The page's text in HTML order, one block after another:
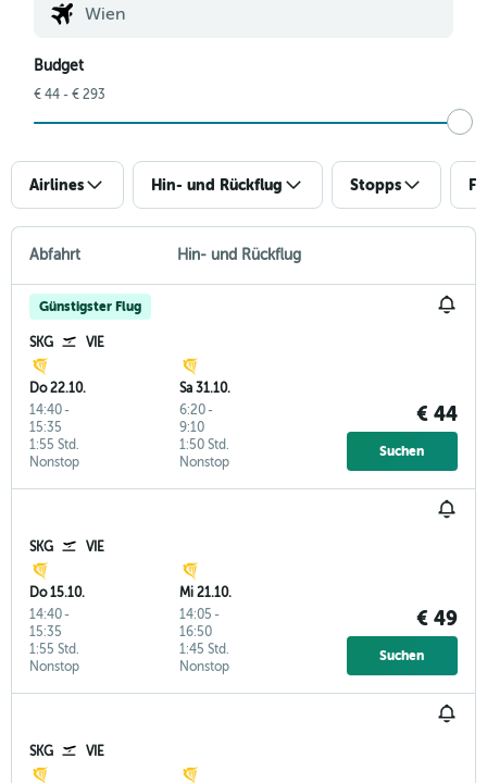
Budget
€ 44 - € 293
Airlines Hin- und Rückflug Stopps
Abfahrt Hin- und Rückflug
Günstigster Flug
SKG VIE
Do 22.10.
14:40-
15:35
Nonstop
1:55 Std.
Sa 31.10.
6:20-
9:10
Nonstop
1:50 Std.
€ 44
Suchen
SKG VIE
Do 15.10.
14:40-
15:35
Nonstop
1:55 Std.
Mi 21.10.
14:05 -
16:50
Nonstop
1:45 Std.
€ 49
Suchen
SKG VIE